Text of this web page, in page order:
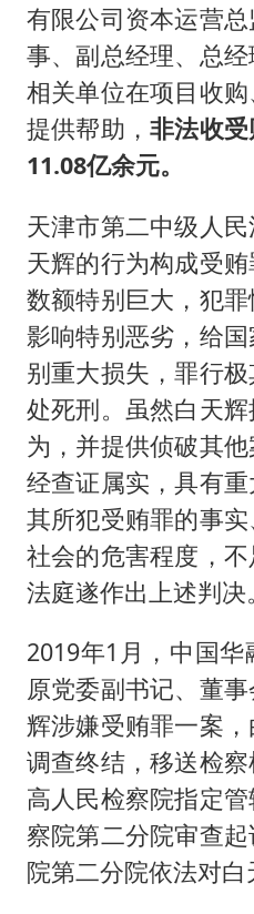
有限公司资本运营
事、副总经理、总
相关单位在项目收
提供帮助，非法收
11.08亿余元。
天津市第二中级人
天辉的行为构成受
数额特别巨大，犯
影响特别恶劣，给
别重大损失，罪行
处死刑。虽然白天
为，并提供侦破其
经查证属实，具有
其所犯受贿罪的事
社会的危害程度，不
法庭遂作出上述判决。
2019年1月，中国
原党委副书记、董
辉涉嫌受贿罪一案
调查终结，移送检
高人民检察院指定
察院第二分院审查
院第二分院依法对白